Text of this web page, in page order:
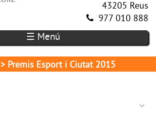
43205 Reus
977 010 888
☰ Menú
> Premis Esport i Ciutat 2015